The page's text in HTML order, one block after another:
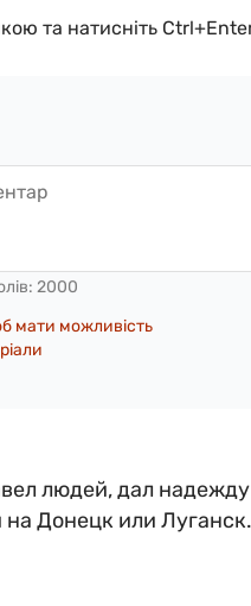
та натисніть
2000
мати можливість
людей, дал
Донецк или